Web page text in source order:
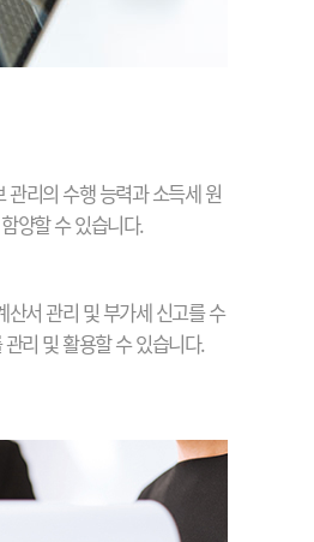
관리의 수행 능력과 소득세 원
양할 수 있습니다.
서 관리 및 부가세 신고를 수
리 및 활용할 수 있습니다.